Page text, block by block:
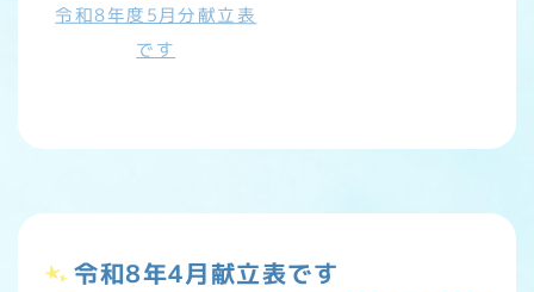
令和8年度5月分献立表
です
令和8年4月献立表です